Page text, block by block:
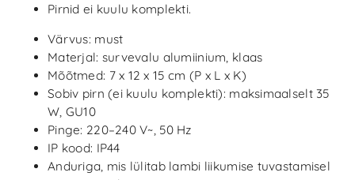
Pirnid ei kuulu komplekti.
Värvus: must
Materjal: survevalu alumiinium, klaas
Mõõtmed: 7 x 12 x 15 cm (P x L x K)
Sobiv pirn (ei kuulu komplekti): maksimaalselt 35
W, GU10
Pinge: 220–240 V~, 50 Hz
IP kood: IP44
Anduriga, mis lülitab lambi liikumise tuvastamisel